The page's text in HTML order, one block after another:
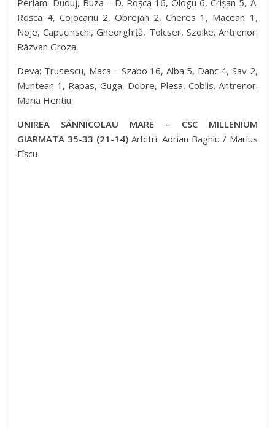
Roșca 4, Cojocariu 2, Obrejan 2, Cheres 1, Macean 1,
Noje, Capucinschi, Gheorghiță, Tolcser, Szoike. Antrenor:
Răzvan Groza.
Deva: Trusescu, Maca – Szabo 16, Alba 5, Danc 4, Sav 2,
Muntean 1, Rapas, Guga, Dobre, Pleșa, Coblis. Antrenor:
Maria Hentiu.
UNIREA SÂNNICOLAU MARE – CSC MILLENIUM
GIARMATA 35-33 (21-14) Arbitri: Adrian Baghiu / Marius
Fîșcu